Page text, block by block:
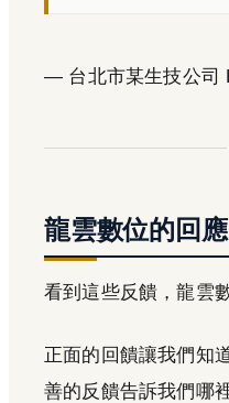
— 台北市某生技公司
龍雲數位的回應
看到這些反饋，龍雲
正面的回饋讓我們知
善的反饋告訴我們哪